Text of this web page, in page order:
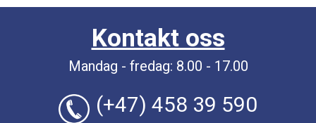
Kontakt oss
Mandag - fredag: 8.00 - 17.00
(+47) 458 39 590